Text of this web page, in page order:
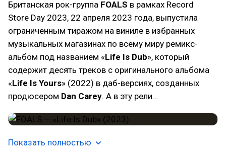
Британская рок-группа FOALS в рамках Record
Store Day 2023, 22 апреля 2023 года, выпустила
ограниченным тиражом на виниле в избранных
музыкальных магазинах по всему миру ремикс-
альбом под названием «Life Is Dub», который
содержит десять треков с оригинального альбома
«Life Is Yours» (2022) в даб-версиях, созданных
продюсером Dan Carey. А в эту рели…
Показать полностью